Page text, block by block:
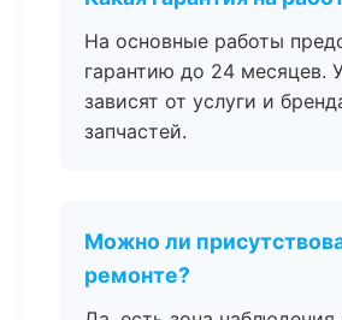
На основные работы
гарантию до 24 месяцев.
зависят от услуги и
запчастей.
Можно ли
ремонте?